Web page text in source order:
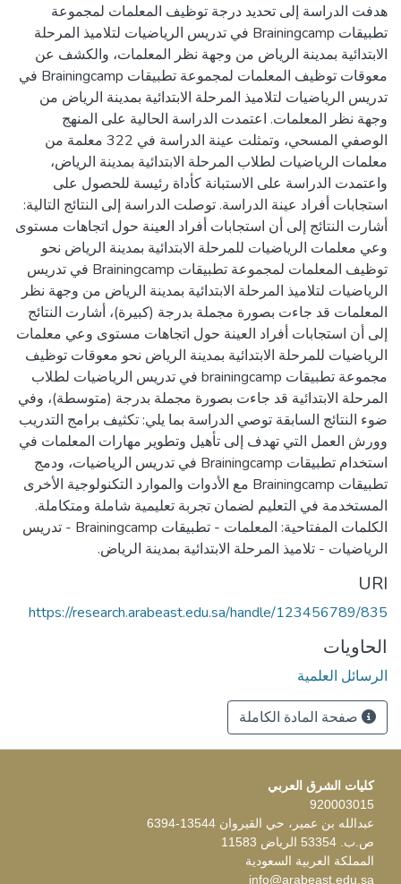
هدفت الدراسة إلى تحديد درجة توظيف المعلمات لمجموعة
تطبيقات Brainingcamp في تدريس الرياضيات لتلاميذ المرحلة
الابتدائية بمدينة الرياض من وجهة نظر المعلمات، والكشف عن
معوقات توظيف المعلمات لمجموعة تطبيقات Brainingcamp في
تدريس الرياضيات لتلاميذ المرحلة الابتدائية بمدينة الرياض من
وجهة نظر المعلمات. اعتمدت الدراسة الحالية على المنهج
الوصفي المسحي، وتمثلت عينة الدراسة في 322 معلمة من
معلمات الرياضيات لطلاب المرحلة الابتدائية بمدينة الرياض،
واعتمدت الدراسة على الاستبانة كأداة رئيسة للحصول على
استجابات أفراد عينة الدراسة. توصلت الدراسة إلى النتائج التالية:
أشارت النتائج إلى أن استجابات أفراد العينة حول اتجاهات مستوى
وعي معلمات الرياضيات للمرحلة الابتدائية بمدينة الرياض نحو
توظيف المعلمات لمجموعة تطبيقات Brainingcamp في تدريس
الرياضيات لتلاميذ المرحلة الابتدائية بمدينة الرياض من وجهة نظر
المعلمات قد جاءت بصورة مجملة بدرجة (كبيرة)، أشارت النتائج
إلى أن استجابات أفراد العينة حول اتجاهات مستوى وعي معلمات
الرياضيات للمرحلة الابتدائية بمدينة الرياض نحو معوقات توظيف
مجموعة تطبيقات brainingcamp في تدريس الرياضيات لطلاب
المرحلة الابتدائية قد جاءت بصورة مجملة بدرجة (متوسطة)، وفي
ضوء النتائج السابقة توصي الدراسة بما يلي: تكثيف برامج التدريب
وورش العمل التي تهدف إلى تأهيل وتطوير مهارات المعلمات في
استخدام تطبيقات Brainingcamp في تدريس الرياضيات، ودمج
تطبيقات Brainingcamp مع الأدوات والموارد التكنولوجية الأخرى
الكلمات المفتاحية: المعلمات - تطبيقات Brainingcamp - تدريس
الرياضيات - تلاميذ المرحلة الابتدائية بمدينة الرياض.
URI
https://research.arabeast.edu.sa/handle/123456789/835
الحاويات
الرسائل العلمية
صفحة المادة الكاملة
كليات الشرق العربي
920003015
عبدالله بن عمير، حي القيروان 13544-6394
ص.ب. 53354 الرياض 11583
المملكة العربية السعودية
info@arabeast.edu.sa